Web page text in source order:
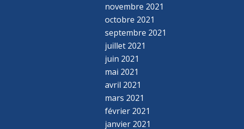
novembre 2021
octobre 2021
septembre 2021
juillet 2021
juin 2021
mai 2021
avril 2021
mars 2021
février 2021
janvier 2021